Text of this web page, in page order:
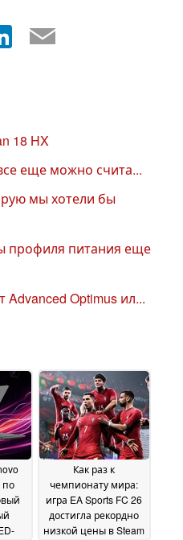
18 HX
еще можно счита...
мы хотели бы
профиля питания еще
Advanced Optimus ил...
по
Как раз к
чемпионату мира:
игра EA Sports FC 26
достигла рекордно
низкой цены в Steam